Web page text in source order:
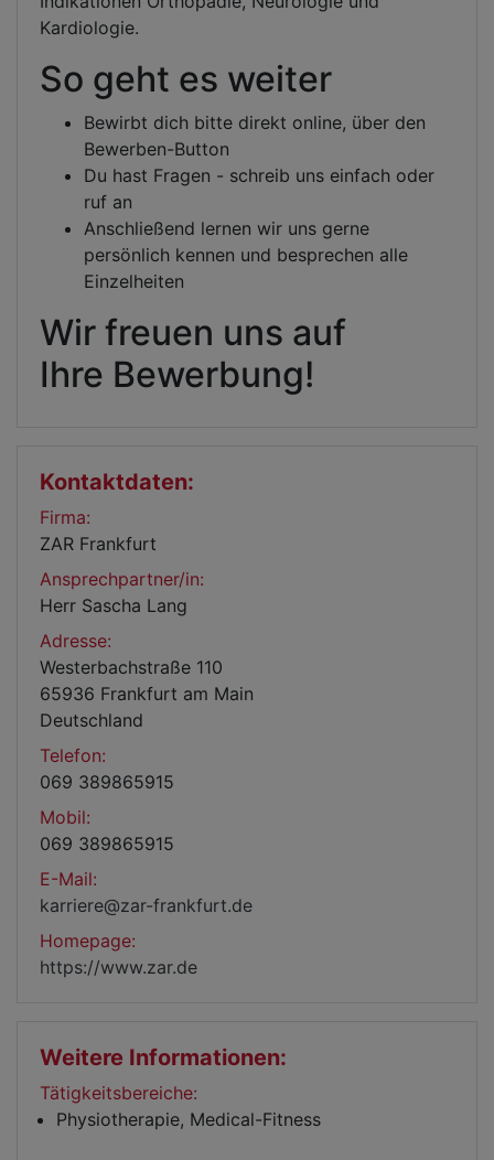
Kardiologie.
So geht es weiter
Bewirbt dich bitte direkt online, über den
Bewerben-Button
Du hast Fragen - schreib uns einfach oder
ruf an
Anschließend lernen wir uns gerne
persönlich kennen und besprechen alle
Einzelheiten
Wir freuen uns auf
Ihre Bewerbung!
Kontaktdaten:
Firma:
ZAR Frankfurt
Ansprechpartner/in:
Herr Sascha Lang
Adresse:
Westerbachstraße 110
65936 Frankfurt am Main
Deutschland
Telefon:
069 389865915
Mobil:
069 389865915
E-Mail:
karriere@zar-frankfurt.de
Homepage:
https://www.zar.de
Weitere Informationen:
Tätigkeitsbereiche:
Physiotherapie, Medical-Fitness